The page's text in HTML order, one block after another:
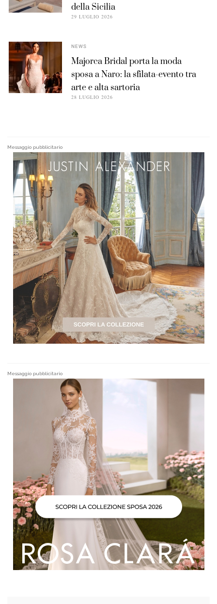
della Sicilia
29 LUGLIO 2026
NEWS
Majorca Bridal porta la moda
sposa a Naro: la sfilata-evento tra
arte e alta sartoria
28 LUGLIO 2026
Messaggio pubblicitario
Messaggio pubblicitario